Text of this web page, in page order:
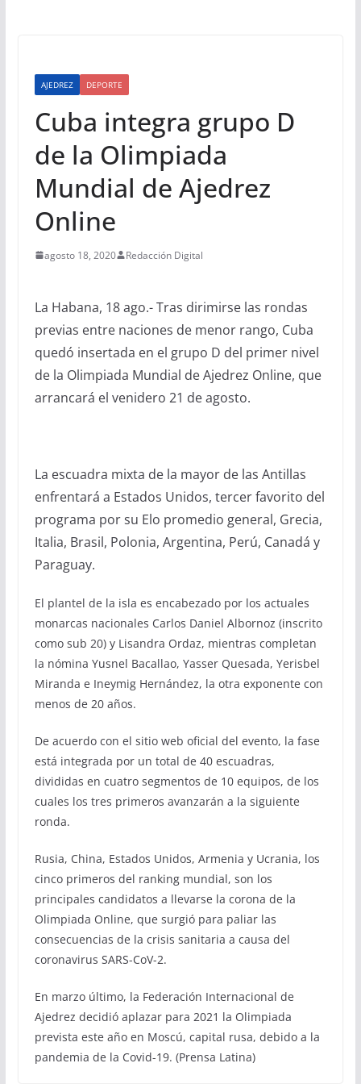
AJEDREZ DEPORTE
Cuba integra grupo D
de la Olimpiada
Mundial de Ajedrez
Online
agosto 18, 2020 Redacción Digital
La Habana, 18 ago.- Tras dirimirse las rondas
previas entre naciones de menor rango, Cuba
quedó insertada en el grupo D del primer nivel
de la Olimpiada Mundial de Ajedrez Online, que
arrancará el venidero 21 de agosto.
La escuadra mixta de la mayor de las Antillas
enfrentará a Estados Unidos, tercer favorito del
programa por su Elo promedio general, Grecia,
Italia, Brasil, Polonia, Argentina, Perú, Canadá y
Paraguay.
El plantel de la isla es encabezado por los actuales
monarcas nacionales Carlos Daniel Albornoz (inscrito
como sub 20) y Lisandra Ordaz, mientras completan
la nómina Yusnel Bacallao, Yasser Quesada, Yerisbel
Miranda e Ineymig Hernández, la otra exponente con
menos de 20 años.
De acuerdo con el sitio web oficial del evento, la fase
está integrada por un total de 40 escuadras,
divididas en cuatro segmentos de 10 equipos, de los
cuales los tres primeros avanzarán a la siguiente
ronda.
Rusia, China, Estados Unidos, Armenia y Ucrania, los
cinco primeros del ranking mundial, son los
principales candidatos a llevarse la corona de la
Olimpiada Online, que surgió para paliar las
consecuencias de la crisis sanitaria a causa del
coronavirus SARS-CoV-2.
En marzo último, la Federación Internacional de
Ajedrez decidió aplazar para 2021 la Olimpiada
prevista este año en Moscú, capital rusa, debido a la
pandemia de la Covid-19. (Prensa Latina)